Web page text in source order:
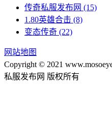
传奇私服发布网 (15)
1.80英雄合击 (8)
变态传奇 (22)
网站地图
Copyright © 2021
私服发布网 版权所有